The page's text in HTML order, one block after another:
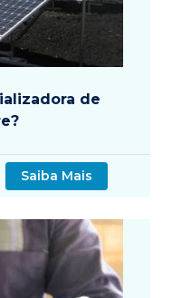
de
Saiba Mais